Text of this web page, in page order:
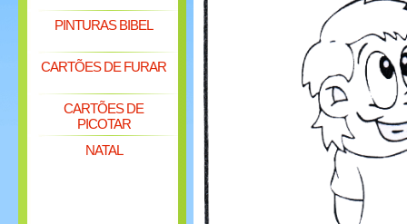
PINTURAS BIBEL
CARTÕES DE FURAR
CARTÕES DE
PICOTAR
NATAL